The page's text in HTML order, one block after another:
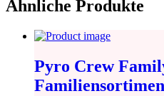
Ähnliche Produkte
Pyro Crew